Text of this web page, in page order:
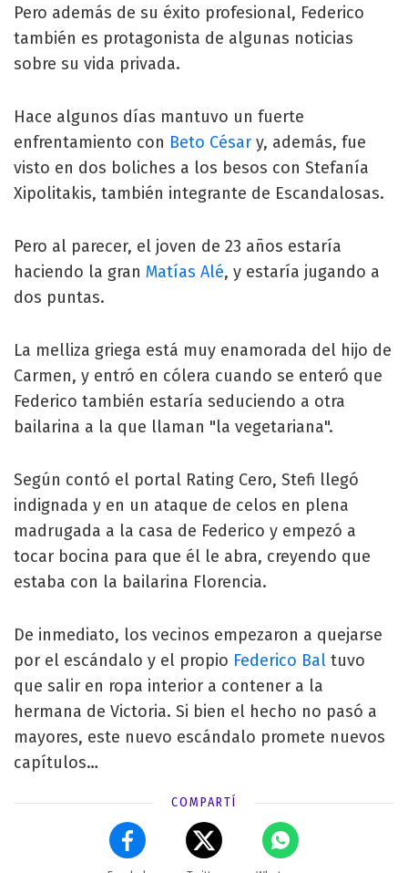
Pero además de su éxito profesional, Federico
también es protagonista de algunas noticias
sobre su vida privada.
Hace algunos días mantuvo un fuerte
enfrentamiento con Beto César y, además, fue
visto en dos boliches a los besos con Stefanía
Xipolitakis, también integrante de Escandalosas.
Pero al parecer, el joven de 23 años estaría
haciendo la gran Matías Alé, y estaría jugando a
dos puntas.
La melliza griega está muy enamorada del hijo de
Carmen, y entró en cólera cuando se enteró que
Federico también estaría seduciendo a otra
bailarina a la que llaman "la vegetariana".
Según contó el portal Rating Cero, Stefi llegó
indignada y en un ataque de celos en plena
madrugada a la casa de Federico y empezó a
tocar bocina para que él le abra, creyendo que
estaba con la bailarina Florencia.
De inmediato, los vecinos empezaron a quejarse
por el escándalo y el propio Federico Bal tuvo
que salir en ropa interior a contener a la
hermana de Victoria. Si bien el hecho no pasó a
mayores, este nuevo escándalo promete nuevos
capítulos…
COMPARTÍ